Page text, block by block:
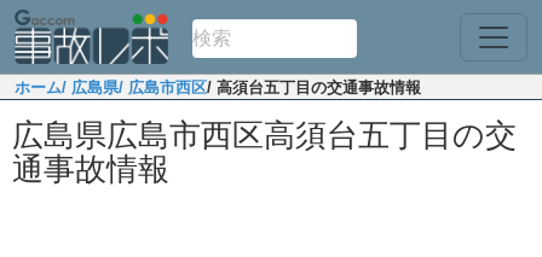
ホーム/ 広島県/ 広島市西区/ 高須台五丁目の交通事故情報
広島県広島市西区高須台五丁目の交
通事故情報